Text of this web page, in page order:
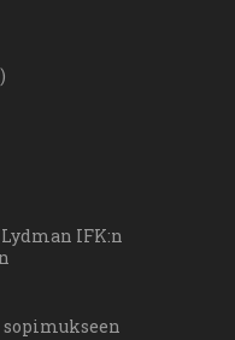
IFK:n
sopimukseen